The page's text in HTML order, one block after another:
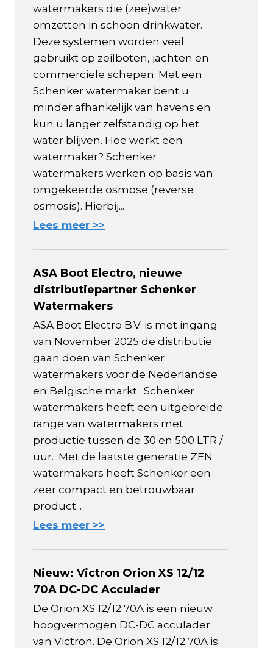
watermakers die (zee)water
omzetten in schoon drinkwater.
Deze systemen worden veel
gebruikt op zeilboten, jachten en
commerciële schepen. Met een
Schenker watermaker bent u
minder afhankelijk van havens en
kun u langer zelfstandig op het
water blijven. Hoe werkt een
watermaker? Schenker
watermakers werken op basis van
omgekeerde osmose (reverse
osmosis). Hierbij...
Lees meer >>
ASA Boot Electro, nieuwe
distributiepartner Schenker
Watermakers
ASA Boot Electro B.V. is met ingang
van November 2025 de distributie
gaan doen van Schenker
watermakers voor de Nederlandse
en Belgische markt. Schenker
watermakers heeft een uitgebreide
range van watermakers met
productie tussen de 30 en 500 LTR /
uur. Met de laatste generatie ZEN
watermakers heeft Schenker een
zeer compact en betrouwbaar
product...
Lees meer >>
Nieuw: Victron Orion XS 12/12
70A DC-DC Acculader
De Orion XS 12/12 70A is een nieuw
hoogvermogen DC-DC acculader
van Victron. De Orion XS 12/12 70A is